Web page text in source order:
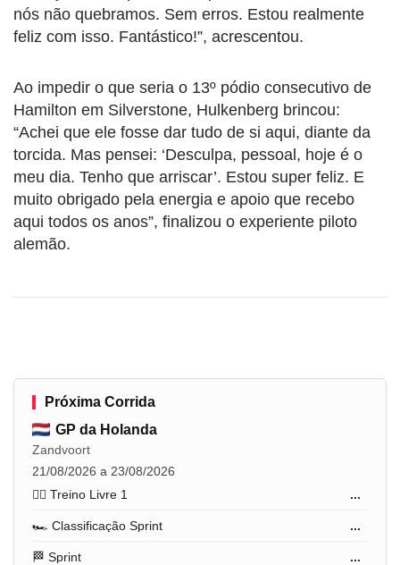
nós não quebramos. Sem erros. Estou realmente
feliz com isso. Fantástico!”, acrescentou.
Ao impedir o que seria o 13º pódio consecutivo de
Hamilton em Silverstone, Hulkenberg brincou:
“Achei que ele fosse dar tudo de si aqui, diante da
torcida. Mas pensei: ‘Desculpa, pessoal, hoje é o
meu dia. Tenho que arriscar’. Estou super feliz. E
muito obrigado pela energia e apoio que recebo
aqui todos os anos”, finalizou o experiente piloto
alemão.
Próxima Corrida
GP da Holanda
Zandvoort
21/08/2026 a 23/08/2026
🏋️‍♂️ Treino Livre 1
...
🏎️ Classificação Sprint ...
🏁 Sprint ...